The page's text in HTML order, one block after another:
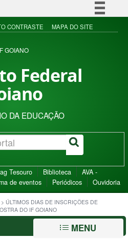
Simplifique!
Acesso à informação
CONTRASTE MAPA DO SITE
GOIANO
Federal
DA EDUCAÇÃO
Tesouro Biblioteca
AVA -
de eventos Periódicos Ouvidoria
> ÚLTIMOS DIAS DE INSCRIÇÕES DE
DO IF GOIANO
MENU